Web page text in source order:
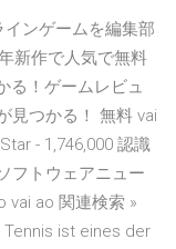
ンゲームを編集部
新作で人気で無料
る！ゲームレビュ
見つかる！ 無料 vai
- 1,746,000 認識
フトウェアニュー
vai ao 関連検索 »
ist eines der